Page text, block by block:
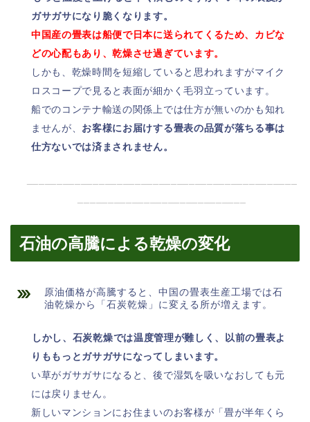
ガサガサになり脆くなります。
中国産の畳表は船便で日本に送られてくるため、カビな
どの心配もあり、乾燥させ過ぎています。
しかも、乾燥時間を短縮していると思われますがマイク
ロスコープで見ると表面が細かく毛羽立っています。
船でのコンテナ輸送の関係上では仕方が無いのかも知れ
ませんが、 お客様にお届けする畳表の品質が落ちる事は
仕方ないでは済まされません。
石油の高騰による乾燥の変化
原油価格が高騰すると、中国の畳表生産工場では石
油乾燥から「石炭乾燥」に変える所が増えます。
しかし、石炭乾燥では温度管理が難しく、以前の畳表よ
りももっとガサガサになってしまいます。
い草がガサガサになると、後で湿気を吸いなおしても元
には戻りません。
新しいマンションにお住まいのお客様が「畳が半年くら